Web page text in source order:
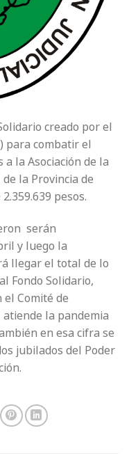
creado por el
para combatir el
la Asociación de la
la Provincia de
pesos.
serán
y luego la
llegar el total de lo
Fondo Solidario,
Comité de
la pandemia
en esa cifra se
jubilados del Poder